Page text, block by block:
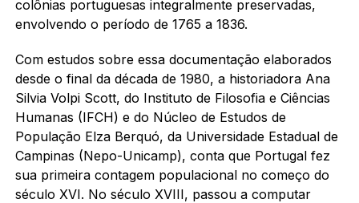
colônias portuguesas integralmente preservadas,
envolvendo o período de 1765 a 1836.
Com estudos sobre essa documentação elaborados
desde o final da década de 1980, a historiadora Ana
Silvia Volpi Scott, do Instituto de Filosofia e Ciências
Humanas (IFCH) e do Núcleo de Estudos de
População Elza Berquó, da Universidade Estadual de
Campinas (Nepo-Unicamp), conta que Portugal fez
sua primeira contagem populacional no começo do
século XVI. No século XVIII, passou a computar